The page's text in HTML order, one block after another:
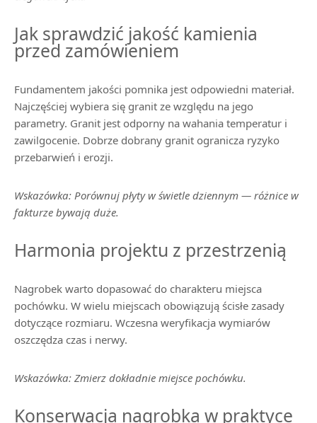
Jak sprawdzić jakość kamienia
przed zamówieniem
Fundamentem jakości pomnika jest odpowiedni materiał.
Najczęściej wybiera się granit ze względu na jego
parametry. Granit jest odporny na wahania temperatur i
zawilgocenie. Dobrze dobrany granit ogranicza ryzyko
przebarwień i erozji.
Wskazówka: Porównuj płyty w świetle dziennym — różnice w
fakturze bywają duże.
Harmonia projektu z przestrzenią
Nagrobek warto dopasować do charakteru miejsca
pochówku. W wielu miejscach obowiązują ścisłe zasady
dotyczące rozmiaru. Wczesna weryfikacja wymiarów
oszczędza czas i nerwy.
Wskazówka: Zmierz dokładnie miejsce pochówku.
Konserwacja nagrobka w praktyce